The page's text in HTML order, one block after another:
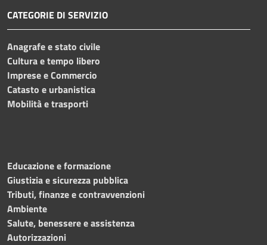
CATEGORIE DI SERVIZIO
Anagrafe e stato civile
Cultura e tempo libero
Imprese e Commercio
Catasto e urbanistica
Mobilità e trasporti
Educazione e formazione
Giustizia e sicurezza pubblica
Tributi, finanze e contravvenzioni
Ambiente
Salute, benessere e assistenza
Autorizzazioni